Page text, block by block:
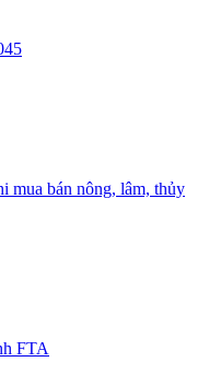
mua bán nông, lâm, thủy
FTA